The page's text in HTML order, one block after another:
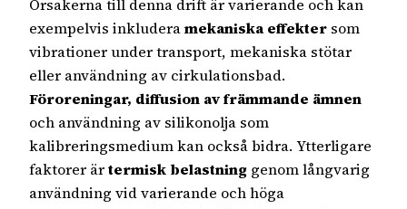
Orsakerna till denna drift är varierande och kan
exempelvis inkluderamekaniska effekter som
vibrationer under transport, mekaniska stötar
eller användning av cirkulationsbad.
Föroreningar, diffusion av främmande ämnen
och användning av silikonolja som
kalibreringsmedium kan också bidra. Ytterligare
faktorer ärtermisk belastning genom långvarig
användning vid varierande och höga